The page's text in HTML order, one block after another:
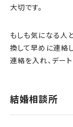
大切です。
もしも気になる人
換して早めに連絡
連絡を入れ、デート
結婚相談所